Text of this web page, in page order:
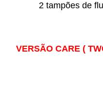
2 tampões de
VERSÃO CARE (